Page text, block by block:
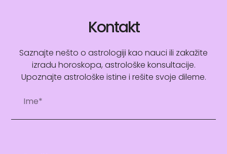
Kontakt
Saznajte nešto o astrologiji kao nauci ili zakažite
izradu horoskopa, astrološke konsultacije.
Upoznajte astrološke istine i rešite svoje dileme.